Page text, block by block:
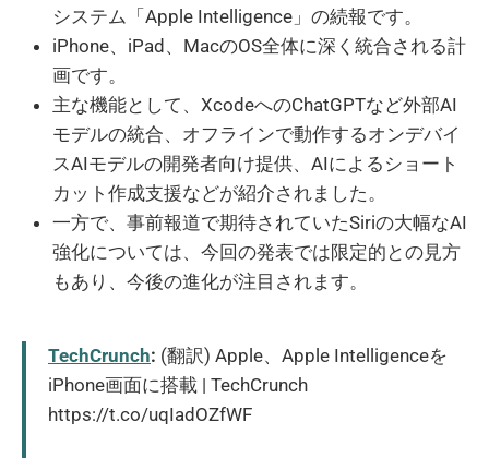
システム「Apple Intelligence」の続報です。
iPhone、iPad、MacのOS全体に深く統合される計
画です。
主な機能として、XcodeへのChatGPTなど外部AI
モデルの統合、オフラインで動作するオンデバイ
スAIモデルの開発者向け提供、AIによるショート
カット作成支援などが紹介されました。
一方で、事前報道で期待されていたSiriの大幅なAI
強化については、今回の発表では限定的との見方
もあり、今後の進化が注目されます。
TechCrunch: (翻訳) Apple、Apple Intelligenceを
iPhone画面に搭載 | TechCrunch
https://t.co/uqIadOZfWF